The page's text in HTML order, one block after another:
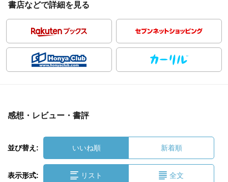
書店などで詳細を見る
感想・レビュー・書評
並び替え: いいね順 新着順
表示形式: リスト 全文